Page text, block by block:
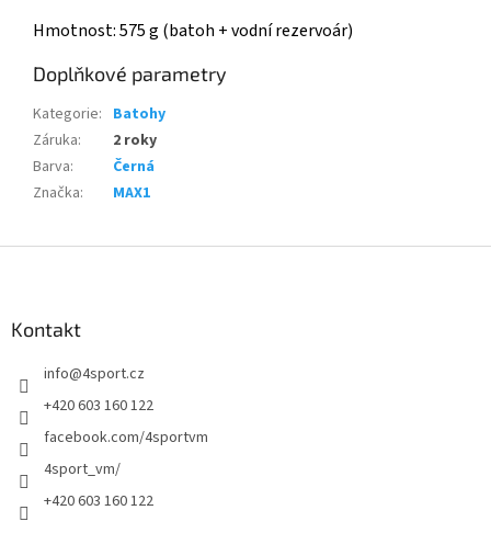
Hmotnost: 575 g (batoh + vodní rezervoár)
Doplňkové parametry
Kategorie: Batohy
Záruka:
2 roky
Barva:
Černá
Značka: MAX1
Kontakt
info@4sport.cz
+420 603 160 122
facebook.com/4sportvm
4sport_vm/
+420 603 160 122